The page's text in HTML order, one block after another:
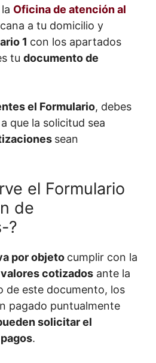
Oficina de atención al
a tu domicilio y
1 con los apartados
tu documento de
el Formulario, debes
que la solicitud sea
sean
el Formulario
de
?
por objeto cumplir con la
cotizados ante la
de este documento, los
pagado puntualmente
solicitar el
.